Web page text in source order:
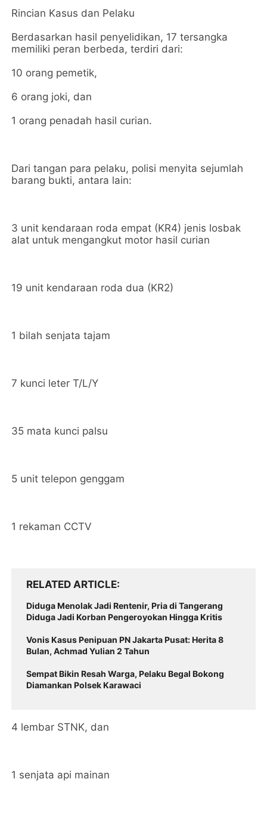
Rincian Kasus dan Pelaku
Berdasarkan hasil penyelidikan, 17 tersangka
memiliki peran berbeda, terdiri dari:
10 orang pemetik,
6 orang joki, dan
1 orang penadah hasil curian.
Dari tangan para pelaku, polisi menyita sejumlah
barang bukti, antara lain:
3 unit kendaraan roda empat (KR4) jenis losbak
alat untuk mengangkut motor hasil curian
19 unit kendaraan roda dua (KR2)
1 bilah senjata tajam
7 kunci leter T/L/Y
35 mata kunci palsu
5 unit telepon genggam
1 rekaman CCTV
RELATED ARTICLE
Diduga Menolak Jadi Rentenir, Pria di Tangerang
Diduga Jadi Korban Pengeroyokan Hingga Kritis
Vonis Kasus Penipuan PN Jakarta Pusat: Herita 8
Bulan, Achmad Yulian 2 Tahun
Sempat Bikin Resah Warga, Pelaku Begal Bokong
Diamankan Polsek Karawaci
4 lembar STNK, dan
1 senjata api mainan